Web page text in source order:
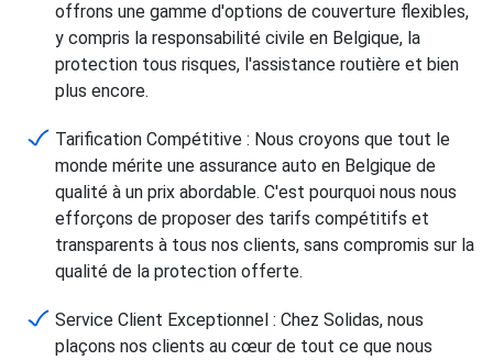
offrons une gamme d'options de couverture flexibles,
y compris la responsabilité civile en Belgique, la
protection tous risques, l'assistance routière et bien
plus encore.
Tarification Compétitive : Nous croyons que tout le
monde mérite une assurance auto en Belgique de
qualité à un prix abordable. C'est pourquoi nous nous
efforçons de proposer des tarifs compétitifs et
transparents à tous nos clients, sans compromis sur la
qualité de la protection offerte.
Service Client Exceptionnel : Chez Solidas, nous
plaçons nos clients au cœur de tout ce que nous